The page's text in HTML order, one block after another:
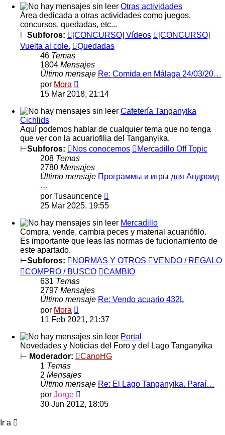
Otras actividades
Área dedicada a otras actividades como juegos,
concursos, quedadas, etc...
⊢Subforos: [CONCURSO] Vídeos
[CONCURSO]
Vuelta al cole.
Quedadas
46 Temas
1804 Mensajes
Último mensaje Re: Comida en Málaga 24/03/20…
por Mora
último
mensaje
15 Mar 2018, 21:14
Cafetería Tanganyika
Cichlids
Aquí podemos hablar de cualquier tema que no tenga
que ver con la acuariofilia del Tanganyika.
⊢Subforos: Nos conocemos
Mercadillo Off Topic
208 Temas
2780 Mensajes
Último mensaje Программы и игры для Андроид
…
por Tusauncence
25 Mar 2025, 19:55
Mercadillo
Compra, vende, cambia peces y material acuariófilo.
Es importante que leas las normas de fucionamiento de
este apartado.
⊢Subforos: NORMAS Y OTROS
VENDO / REGALO
COMPRO / BUSCO
CAMBIO
631 Temas
2797 Mensajes
Último mensaje Re: Vendo acuario 432L
por Mora
último
mensaje
11 Feb 2021, 21:37
Portal
Novedades y Noticias del Foro y del Lago Tanganyika
⊢ Moderador:
CanoHG
1 Temas
2 Mensajes
Último mensaje Re: El Lago Tanganyika. Paraí…
por Jorge
último
mensaje
30 Jun 2012, 18:05
Ir a